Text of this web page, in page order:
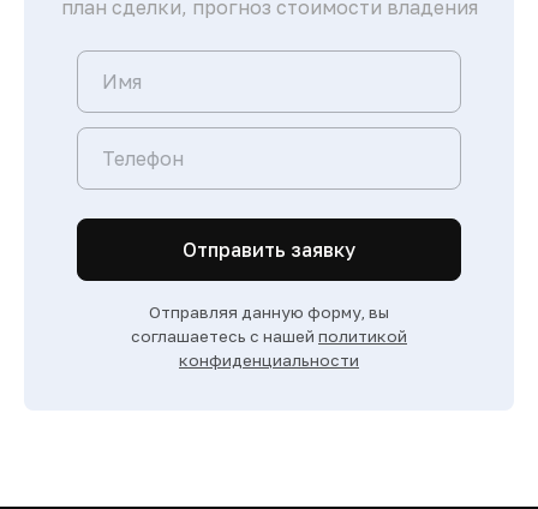
план сделки, прогноз стоимости владения
Отправить заявку
Отправляя данную форму, вы
соглашаетесь с нашей политикой
конфиденциальности